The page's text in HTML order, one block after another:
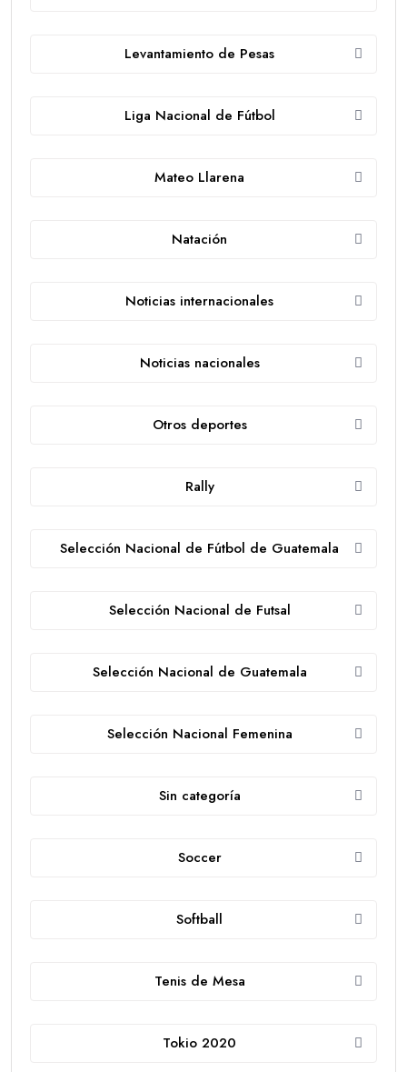
Levantamiento de Pesas
Liga Nacional de Fútbol
Mateo Llarena
Natación
Noticias internacionales
Noticias nacionales
Otros deportes
Rally
Selección Nacional de Fútbol de Guatemala
Selección Nacional de Futsal
Selección Nacional de Guatemala
Selección Nacional Femenina
Sin categoría
Soccer
Softball
Tenis de Mesa
Tokio 2020